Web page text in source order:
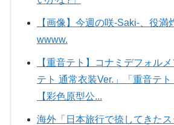
【画像】今週の咲-Saki-、役満
wwww.
【重音テト】コナミデフォル
テト 通常衣装Ver.」「重音テト
【彩色原型公...
海外「日本旅行で捺してきた